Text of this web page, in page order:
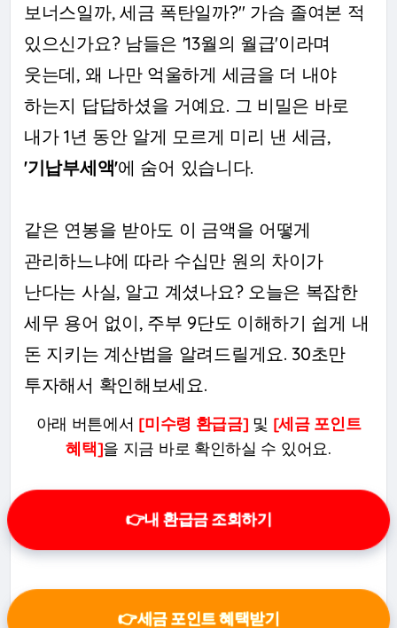
보너스일까, 세금 폭탄일까?" 가슴 졸여본 적
있으신가요? 남들은 '13월의 월급'이라며
웃는데, 왜 나만 억울하게 세금을 더 내야
하는지 답답하셨을 거예요. 그 비밀은 바로
내가 1년 동안 알게 모르게 미리 낸 세금,
'기납부세액'에 숨어 있습니다.
같은 연봉을 받아도 이 금액을 어떻게
관리하느냐에 따라 수십만 원의 차이가
난다는 사실, 알고 계셨나요? 오늘은 복잡한
세무 용어 없이, 주부 9단도 이해하기 쉽게 내
돈 지키는 계산법을 알려드릴게요. 30초만
투자해서 확인해보세요.
아래 버튼에서 [미수령 환급금] 및 [세금 포인트
혜택]을 지금 바로 확인하실 수 있어요.
👉내 환급금 조회하기
👉세금 포인트 혜택받기